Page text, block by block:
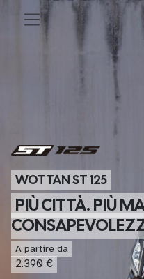
WOTTAN ST 125
PIÙ CITTÀ. PIÙ
A partire da
2.390 €